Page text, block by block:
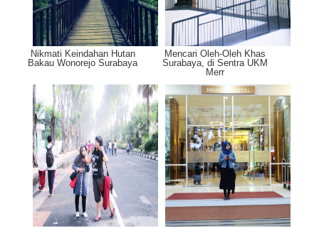
Nikmati Keindahan Hutan
Bakau Wonorejo Surabaya
Mencari Oleh-Oleh Khas
Surabaya, di Sentra UKM
Merr